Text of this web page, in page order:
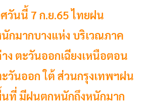
วันนี้ 7 ก.ย.65 ไทยฝน
กมากบางแห่ง บริเวณภาค
ง ตะวันออกเฉียงเหนือตอน
ะวันออก ใต้ ส่วนกรุงเทพฯฝน
ที่ มีฝนตกหนักถึงหนักมาก